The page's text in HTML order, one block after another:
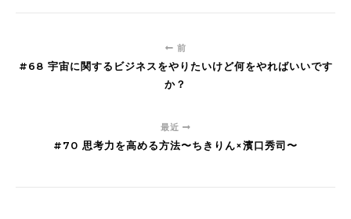
前
#68 宇宙に関するビジネスをやりたいけど何をやればいいです
か？
最近
#70 思考力を高める方法〜ちきりん×濱口秀司〜